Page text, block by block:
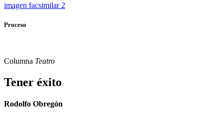
imagen facsimilar 2
Proceso
Columna Teatro
Tener éxito
Rodolfo Obregón